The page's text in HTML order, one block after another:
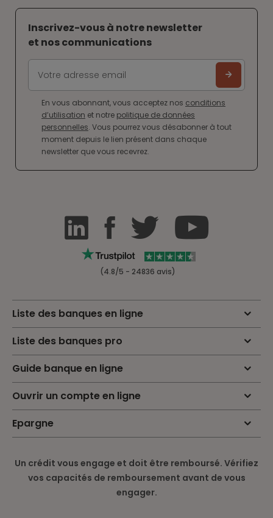
Inscrivez-vous à notre newsletter
et nos communications
En vous abonnant, vous acceptez nos conditions
d’utilisation et notre politique de données
personnelles. Vous pourrez vous désabonner à tout
moment depuis le lien présent dans chaque
newsletter que vous recevrez.
(4.8/5 - 24836 avis)
Liste des banques en ligne
Liste des banques pro
Guide banque en ligne
Ouvrir un compte en ligne
Epargne
Un crédit vous engage et doit être remboursé. Vérifiez
vos capacités de remboursement avant de vous
engager.